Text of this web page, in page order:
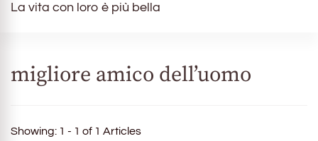
La vita con loro è più bella
migliore amico dell’uomo
Showing: 1 - 1 of 1 Articles